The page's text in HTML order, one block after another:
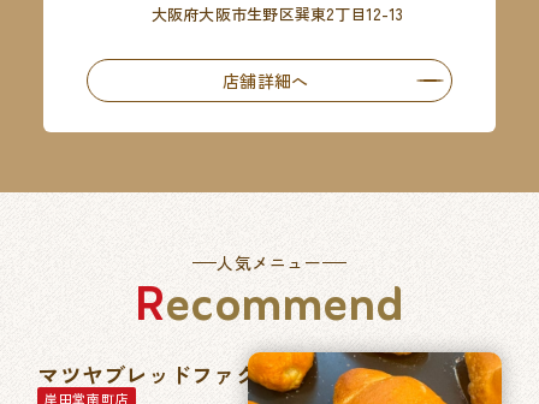
大阪府大阪市生野区巽東2丁目12-13
店舗詳細へ
人気メニュー
Recommend
マツヤブレッドファクトリー
岸田堂南町店